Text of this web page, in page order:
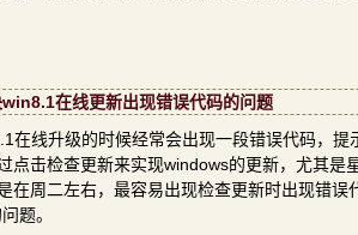
在线更新出现错误代码的问题
在线升级的时候经常会出现一段错误代码，
点击检查更新来实现windows的更新，尤其
在周二左右，最容易出现检查更新时出现错
题。